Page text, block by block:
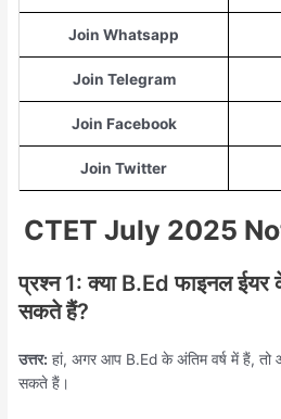
Join Whatsapp
Join Telegram
Join Facebook
Join Twitter
CTET July 2025
प्रश्न 1: क्या B.Ed फाइनल
सकते हैं?
उत्तर: हां, अगर आप B.Ed के अंतिम वर्ष में हैं,
सकते हैं।